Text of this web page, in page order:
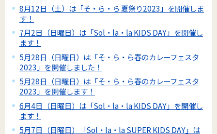
8月12日（土）は「そ・ら・ら 夏祭り2023」を開催しま
す！
7月2日（日曜日）は「Sol・la・la KIDS DAY」を開催し
ます！
5月28日（日曜日）は「そ・ら・ら春のカレーフェスタ
2023」を開催しました！
5月28日（日曜日）は「そ・ら・ら春のカレーフェスタ
2023」を開催します！
6月4日（日曜日）は「Sol・la・la KIDS DAY」を開催し
ます！
5月7日（日曜日）「Sol・la・la SUPER KIDS DAY」は